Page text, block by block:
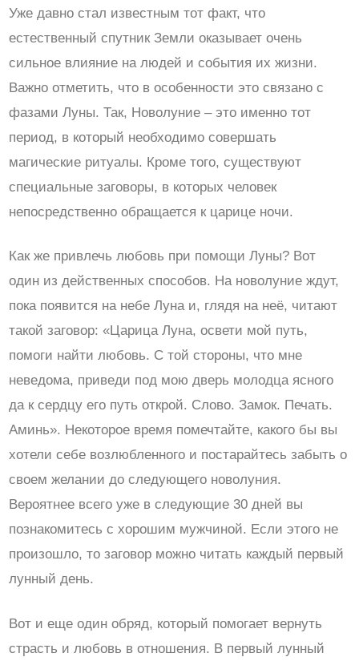
Уже давно стал известным тот факт, что
естественный спутник Земли оказывает очень
сильное влияние на людей и события их жизни.
Важно отметить, что в особенности это связано с
фазами Луны. Так, Новолуние – это именно тот
период, в который необходимо совершать
магические ритуалы. Кроме того, существуют
специальные заговоры, в которых человек
непосредственно обращается к царице ночи.
Как же привлечь любовь при помощи Луны? Вот
один из действенных способов. На новолуние ждут,
пока появится на небе Луна и, глядя на неё, читают
такой заговор: «Царица Луна, освети мой путь,
помоги найти любовь. С той стороны, что мне
неведома, приведи под мою дверь молодца ясного
да к сердцу его путь открой. Слово. Замок. Печать.
Аминь». Некоторое время помечтайте, какого бы вы
хотели себе возлюбленного и постарайтесь забыть о
своем желании до следующего новолуния.
Вероятнее всего уже в следующие 30 дней вы
познакомитесь с хорошим мужчиной. Если этого не
произошло, то заговор можно читать каждый первый
лунный день.
Вот и еще один обряд, который помогает вернуть
страсть и любовь в отношения. В первый лунный